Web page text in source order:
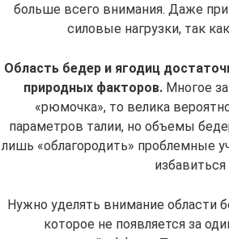
больше всего внимания. Даже
силовые нагрузки, так
Область бедер и ягодиц
природных факторов. Многое
«рюмочка», то велика
параметров талии, но объемы
лишь «облагородить» проблемные
Нужно уделять внимание области
которое не появляется за